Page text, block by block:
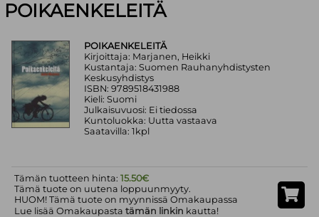
POIKAENKELEITÄ
POIKAENKELEITÄ
Kirjoittaja: Marjanen, Heikki
Kustantaja: Suomen Rauhanyhdistysten
Keskusyhdistys
ISBN: 9789518431988
Kieli: Suomi
Julkaisuvuosi: Ei tiedossa
Kuntoluokka: Uutta vastaava
Saatavilla: 1kpl
Tämän tuotteen hinta:15.50€
Tämä tuote on uutena loppuunmyyty.
HUOM! Tämä tuote on myynnissä Omakaupassa
Lue lisää Omakaupastatämän linkin kautta!